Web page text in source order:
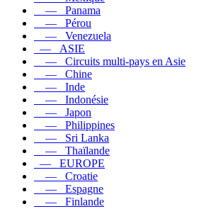
— Panama
— Pérou
— Venezuela
— ASIE
— Circuits multi-pays en Asie
— Chine
— Inde
— Indonésie
— Japon
— Philippines
— Sri Lanka
— Thaïlande
— EUROPE
— Croatie
— Espagne
— Finlande